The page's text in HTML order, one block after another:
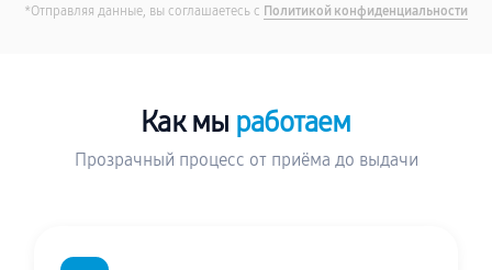
*Отправляя данные, вы соглашаетесь с Политикой конфиденциальности
Как мы работаем
Прозрачный процесс от приёма до выдачи